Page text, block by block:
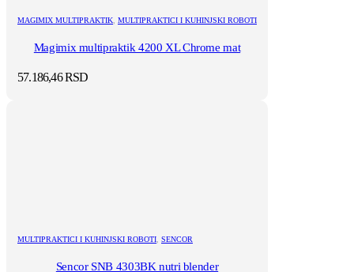
MAGIMIX MULTIPRAKTIK, MULTIPRAKTICI I KUHINJSKI ROBOTI
Magimix multipraktik 4200 XL Chrome mat
57.186,46RSD
MULTIPRAKTICI I KUHINJSKI ROBOTI, SENCOR
Sencor SNB 4303BK nutri blender